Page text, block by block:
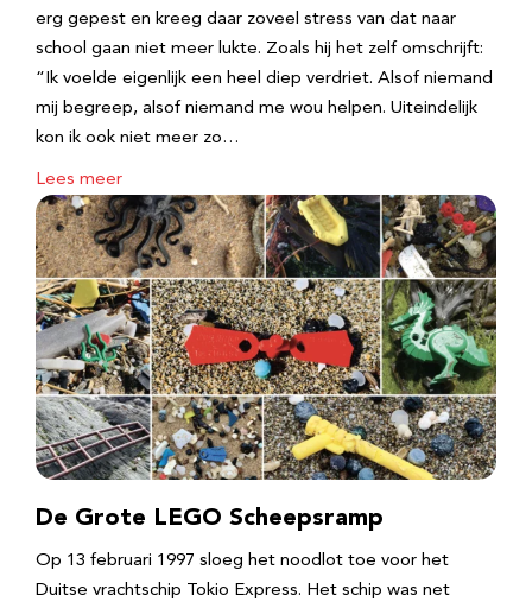
erg gepest en kreeg daar zoveel stress van dat naar
school gaan niet meer lukte. Zoals hij het zelf omschrijft:
“Ik voelde eigenlijk een heel diep verdriet. Alsof niemand
mij begreep, alsof niemand me wou helpen. Uiteindelijk
kon ik ook niet meer zo…
Lees meer
De Grote LEGO Scheepsramp
Op 13 februari 1997 sloeg het noodlot toe voor het
Duitse vrachtschip Tokio Express. Het schip was net